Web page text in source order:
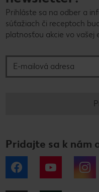
Prihláste sa na odber a
súťažiach či receptoch
platnosťou akcie vo vašej
Pridajte sa k nám
Facebook YouTube